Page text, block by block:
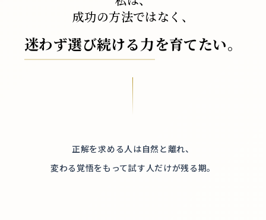
成功の方法ではなく、
迷わず選び続ける力を育てたい。
正解を求める人は自然と離れ、
変わる覚悟をもって試す人だけが残る期。